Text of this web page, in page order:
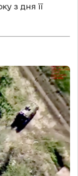
з дня її